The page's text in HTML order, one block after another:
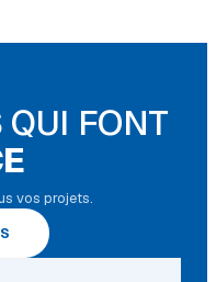
QUI FONT
vos projets.